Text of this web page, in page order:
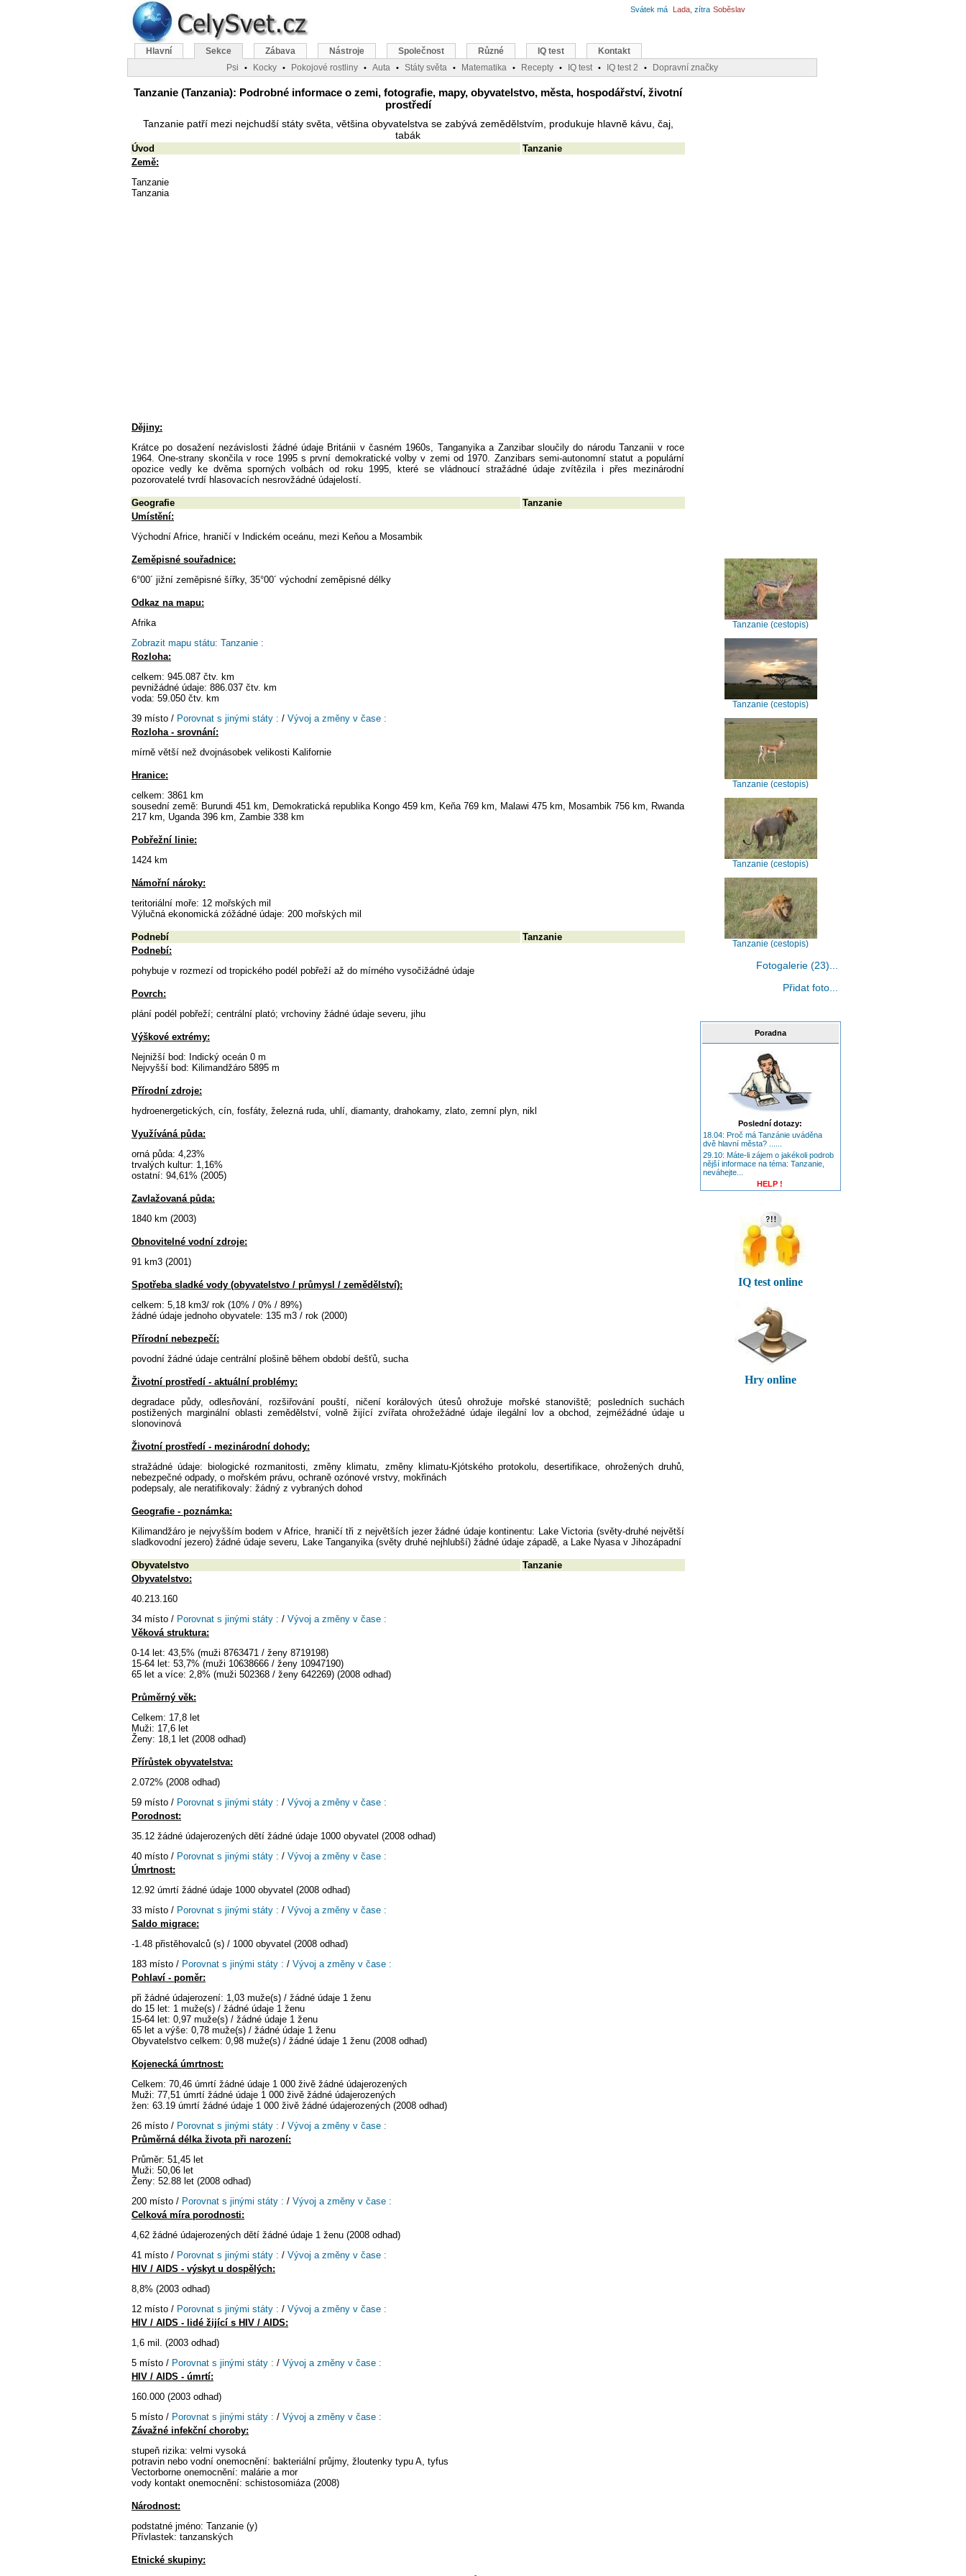
Tanzanie (Tanzania): Podrobné informace o zemi, fotografie, mapy, obyvatelstvo, města, hospodářství, životní
prostředí
Tanzanie patří mezi nejchudší státy světa, většina obyvatelstva se zabývá zemědělstvím, produkuje hlavně kávu, čaj,
tabák
Úvod
Tanzanie
Země:
Tanzanie
Tanzania
Dějiny:
Krátce po dosažení nezávislosti žádné údaje Británii v časném 1960s, Tanganyika a Zanzibar sloučily do národu Tanzanii v roce
1964. One-strany skončila v roce 1995 s první demokratické volby v zemi od 1970. Zanzibars semi-autonomní statut a populární
opozice vedly ke dvěma sporných volbách od roku 1995, které se vládnoucí stražádné údaje zvítězila i přes mezinárodní
pozorovatelé tvrdí hlasovacích nesrovžádné údajelostí.
Geografie
Tanzanie
Umístění:
Východní Africe, hraničí v Indickém oceánu, mezi Keňou a Mosambik
Zeměpisné souřadnice:
6°00´ jižní zeměpisné šířky, 35°00´ východní zeměpisné délky
Odkaz na mapu:
Afrika
Zobrazit mapu státu: Tanzanie :
Rozloha:
celkem: 945.087 čtv. km
pevnižádné údaje: 886.037 čtv. km
voda: 59.050 čtv. km
39 místo / Porovnat s jinými státy : / Vývoj a změny v čase :
Rozloha - srovnání:
mírně větší než dvojnásobek velikosti Kalifornie
Hranice:
celkem: 3861 km
sousední země: Burundi 451 km, Demokratická republika Kongo 459 km, Keňa 769 km, Malawi 475 km, Mosambik 756 km, Rwanda
217 km, Uganda 396 km, Zambie 338 km
Pobřežní linie:
1424 km
Námořní nároky:
teritoriální moře: 12 mořských mil
Výlučná ekonomická zóžádné údaje: 200 mořských mil
Podnebí
Tanzanie
Podnebí:
pohybuje v rozmezí od tropického podél pobřeží až do mírného vysočižádné údaje
Povrch:
plání podél pobřeží; centrální plató; vrchoviny žádné údaje severu, jihu
Výškové extrémy:
Nejnižší bod: Indický oceán 0 m
Nejvyšší bod: Kilimandžáro 5895 m
Přírodní zdroje:
hydroenergetických, cín, fosfáty, železná ruda, uhlí, diamanty, drahokamy, zlato, zemní plyn, nikl
Využíváná půda:
orná půda: 4,23%
trvalých kultur: 1,16%
ostatní: 94,61% (2005)
Zavlažovaná půda:
1840 km (2003)
Obnovitelné vodní zdroje:
91 km3 (2001)
Spotřeba sladké vody (obyvatelstvo / průmysl / zemědělství):
celkem: 5,18 km3/ rok (10% / 0% / 89%)
žádné údaje jednoho obyvatele: 135 m3 / rok (2000)
Přírodní nebezpečí:
povodní žádné údaje centrální plošině během období dešťů, sucha
Životní prostředí - aktuální problémy:
degradace půdy, odlesňování, rozšiřování pouští, ničení korálových útesů ohrožuje mořské stanoviště; posledních suchách
postižených marginální oblasti zemědělství, volně žijící zvířata ohrožežádné údaje ilegální lov a obchod, zejméžádné údaje u
slonovinová
Životní prostředí - mezinárodní dohody:
stražádné údaje: biologické rozmanitosti, změny klimatu, změny klimatu-Kjótského protokolu, desertifikace, ohrožených druhů,
nebezpečné odpady, o mořském právu, ochraně ozónové vrstvy, mokřinách
podepsaly, ale neratifikovaly: žádný z vybraných dohod
Geografie - poznámka:
Kilimandžáro je nejvyšším bodem v Africe, hraničí tři z největších jezer žádné údaje kontinentu: Lake Victoria (světy-druhé největší
sladkovodní jezero) žádné údaje severu, Lake Tanganyika (světy druhé nejhlubší) žádné údaje západě, a Lake Nyasa v Jihozápadní
Obyvatelstvo
Tanzanie
Obyvatelstvo:
40.213.160
34 místo / Porovnat s jinými státy : / Vývoj a změny v čase :
Věková struktura:
0-14 let: 43,5% (muži 8763471 / ženy 8719198)
15-64 let: 53,7% (muži 10638666 / ženy 10947190)
65 let a více: 2,8% (muži 502368 / ženy 642269) (2008 odhad)
Průměrný věk:
Celkem: 17,8 let
Muži: 17,6 let
Ženy: 18,1 let (2008 odhad)
Přírůstek obyvatelstva:
2.072% (2008 odhad)
59 místo / Porovnat s jinými státy : / Vývoj a změny v čase :
Porodnost:
35.12 žádné údajerozených dětí žádné údaje 1000 obyvatel (2008 odhad)
40 místo / Porovnat s jinými státy : / Vývoj a změny v čase :
Úmrtnost:
12.92 úmrtí žádné údaje 1000 obyvatel (2008 odhad)
33 místo / Porovnat s jinými státy : / Vývoj a změny v čase :
Saldo migrace:
-1.48 přistěhovalců (s) / 1000 obyvatel (2008 odhad)
183 místo / Porovnat s jinými státy : / Vývoj a změny v čase :
Pohlaví - poměr:
při žádné údajerození: 1,03 muže(s) / žádné údaje 1 ženu
do 15 let: 1 muže(s) / žádné údaje 1 ženu
15-64 let: 0,97 muže(s) / žádné údaje 1 ženu
65 let a výše: 0,78 muže(s) / žádné údaje 1 ženu
Obyvatelstvo celkem: 0,98 muže(s) / žádné údaje 1 ženu (2008 odhad)
Kojenecká úmrtnost:
Celkem: 70,46 úmrtí žádné údaje 1 000 živě žádné údajerozených
Muži: 77,51 úmrtí žádné údaje 1 000 živě žádné údajerozených
žen: 63.19 úmrtí žádné údaje 1 000 živě žádné údajerozených (2008 odhad)
26 místo / Porovnat s jinými státy : / Vývoj a změny v čase :
Průměrná délka života při narození:
Průměr: 51,45 let
Muži: 50,06 let
Ženy: 52.88 let (2008 odhad)
200 místo / Porovnat s jinými státy : / Vývoj a změny v čase :
Celková míra porodnosti:
4,62 žádné údajerozených dětí žádné údaje 1 ženu (2008 odhad)
41 místo / Porovnat s jinými státy : / Vývoj a změny v čase :
HIV / AIDS - výskyt u dospělých:
8,8% (2003 odhad)
12 místo / Porovnat s jinými státy : / Vývoj a změny v čase :
HIV / AIDS - lidé žijící s HIV / AIDS:
1,6 mil. (2003 odhad)
5 místo / Porovnat s jinými státy : / Vývoj a změny v čase :
HIV / AIDS - úmrtí:
160.000 (2003 odhad)
5 místo / Porovnat s jinými státy : / Vývoj a změny v čase :
Závažné infekční choroby:
stupeň rizika: velmi vysoká
potravin nebo vodní onemocnění: bakteriální průjmy, žloutenky typu A, tyfus
Vectorborne onemocnění: malárie a mor
vody kontakt onemocnění: schistosomiáza (2008)
Národnost:
podstatné jméno: Tanzanie (y)
Přívlastek: tanzanských
Etnické skupiny:
Tanzanie (cestopis)
Tanzanie (cestopis)
Tanzanie (cestopis)
Tanzanie (cestopis)
Tanzanie (cestopis)
Fotogalerie (23)...
Přidat foto...
Poradna
Poslední dotazy:
18.04: Proč má Tanzánie uváděna
dvě hlavní města? ......
29.10: Máte-li zájem o jakékoli podrob
nější informace na téma: Tanzanie,
neváhejte...
HELP !
IQ test online
Hry online
Svátek má Lada , zítra Soběslav
Hlavní Sekce Zábava Nástroje Společnost Různé IQ test
Kontakt
Psi
• Kocky • Pokojové rostliny • Auta • Státy světa • Matematika • Recepty • IQ test • IQ test 2 • Dopravní značky